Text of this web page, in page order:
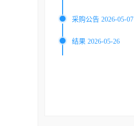
采购公告 2026-05-07
结果 2026-05-26